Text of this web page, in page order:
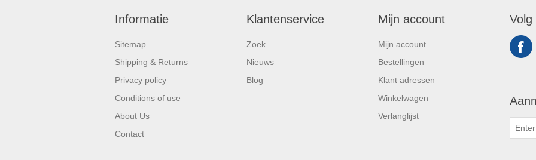
Informatie
Sitemap
Shipping & Returns
Privacy policy
Conditions of use
About Us
Contact
Klantenservice
Zoek
Nieuws
Blog
Mijn account
Mijn account
Bestellingen
Klant adressen
Winkelwagen
Verlanglijst
Volg